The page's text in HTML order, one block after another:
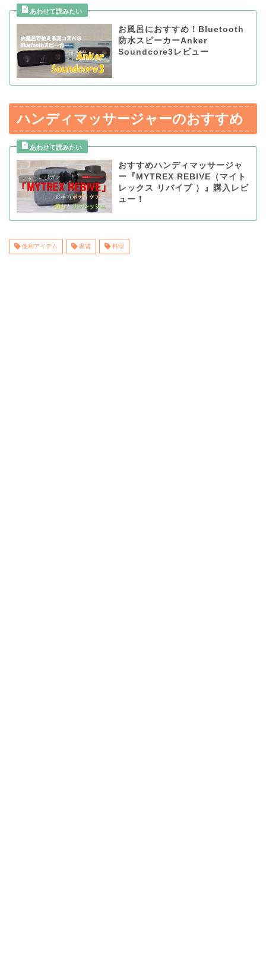
お風呂におすすめ！Bluetooth
防水スピーカーAnker
Soundcore3レビュー
ハンディマッサージャーのおすすめ
おすすめハンディマッサージャ
ー『MYTREX REBIVE（マイト
レックス リバイブ ）』購入レビ
ュー！
便利アイテム 家電 料理